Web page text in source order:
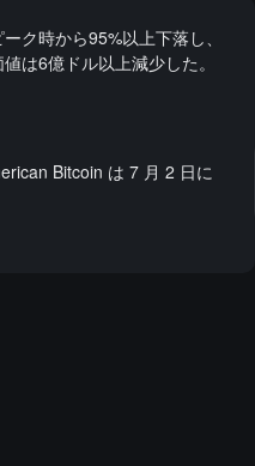
ク時から95%以上下落し、
は6億ドル以上減少した。
Bitcoin は 7 月 2 日に